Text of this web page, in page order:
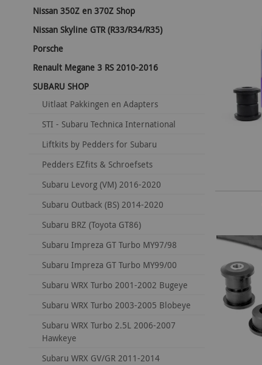
Nissan 350Z en 370Z Shop
Nissan Skyline GTR (R33/R34/R35)
Porsche
Renault Megane 3 RS 2010-2016
SUBARU SHOP
Uitlaat Pakkingen en Adapters
STI - Subaru Technica International
Liftkits by Pedders for Subaru
Pedders EZfits & Schroefsets
Subaru Levorg (VM) 2016-2020
Subaru Outback (BS) 2014-2020
Subaru BRZ (Toyota GT86)
Subaru Impreza GT Turbo MY97/98
Subaru Impreza GT Turbo MY99/00
Subaru WRX Turbo 2001-2002 Bugeye
Subaru WRX Turbo 2003-2005 Blobeye
Subaru WRX Turbo 2.5L 2006-2007
Hawkeye
Subaru WRX GV/GR 2011-2014